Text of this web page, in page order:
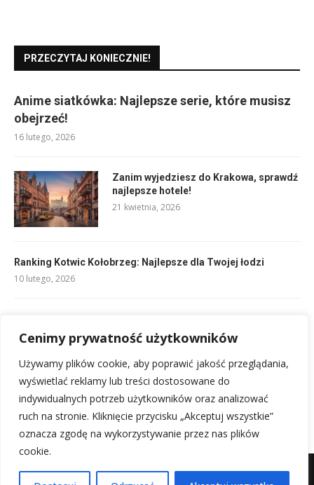
Cenimy prywatność użytkowników
Używamy plików cookie, aby poprawić jakość przeglądania,
wyświetlać reklamy lub treści dostosowane do
indywidualnych potrzeb użytkowników oraz analizować
ruch na stronie. Kliknięcie przycisku „Akceptuj wszystkie”
oznacza zgodę na wykorzystywanie przez nas plików
cookie.
PRZECZYTAJ KONIECZNIE!
Anime siatkówka: Najlepsze serie, które musisz
obejrzeć!
16 lutego, 2026
Zanim wyjedziesz do Krakowa, sprawdź
najlepsze hotele!
21 kwietnia, 2026
Ranking Kotwic Kołobrzeg: Najlepsze dla Twojej łodzi
10 lutego, 2026
21 lutego, 2026
Składy Al Nassr vs Al Khaleej: Kto zagra w hicie?
10 lutego, 2026
Mapa witryny Kontakt z nami